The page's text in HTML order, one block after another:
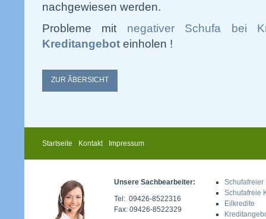
nachgewiesen werden.
Probleme mit negativer Schufa bei
Kreditangebot einholen !
ZUR ÃBERSICHT
Startseite Kontakt Impressum
Unsere Sachbearbeiter:
Tel: 09426-8522316
Fax: 09426-8522329
Schufafreier
Schufafreie
Eilkredite